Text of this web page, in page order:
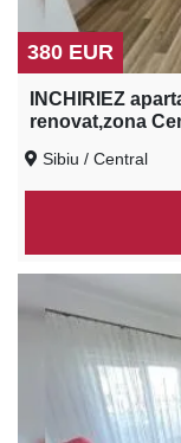
380 EUR
INCHIRIEZ
renovat,zona
Sibiu / Central